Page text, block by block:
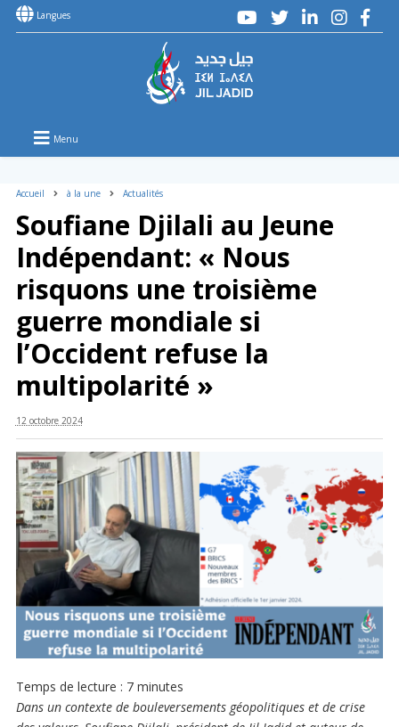
Langues
Menu
Accueil à la une Actualités
Soufiane Djilali au Jeune
Indépendant: « Nous
risquons une troisième
guerre mondiale si
l’Occident refuse la
multipolarité »
12 octobre 2024
Temps de lecture : 7 minutes
Dans un contexte de bouleversements géopolitiques et de crise